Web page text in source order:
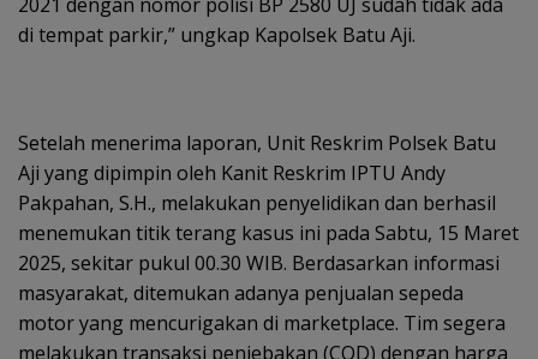
di tempat parkir,” ungkap Kapolsek Batu Aji.
Setelah menerima laporan, Unit Reskrim Polsek Batu
Aji yang dipimpin oleh Kanit Reskrim IPTU Andy
Pakpahan, S.H., melakukan penyelidikan dan berhasil
menemukan titik terang kasus ini pada Sabtu, 15 Maret
2025, sekitar pukul 00.30 WIB. Berdasarkan informasi
masyarakat, ditemukan adanya penjualan sepeda
motor yang mencurigakan di marketplace. Tim segera
melakukan transaksi penjebakan (COD) dengan harga